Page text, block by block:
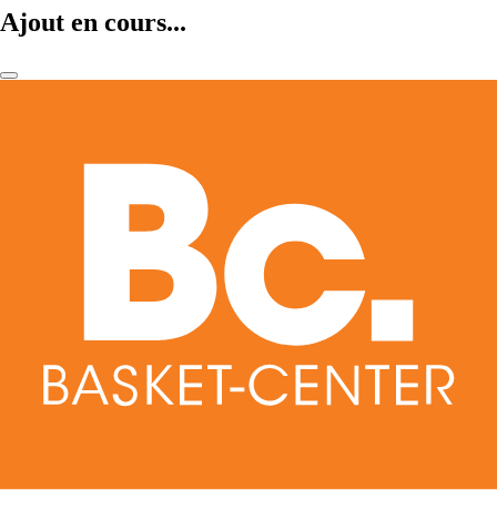
Ajout en cours...